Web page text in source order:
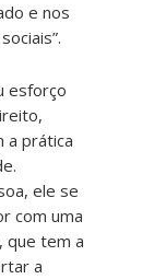
e nos
esforço
a prática
ele se
com uma
que tem a
a